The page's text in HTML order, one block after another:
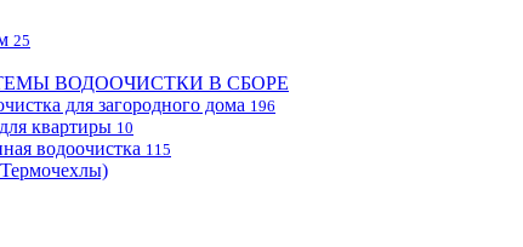
25
ВОДООЧИСТКИ В СБОРЕ
для загородного дома 196
квартиры 10
водоочистка 115